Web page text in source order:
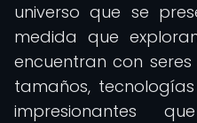
universo que se
medida que
encuentran con
tamaños,
impresionantes